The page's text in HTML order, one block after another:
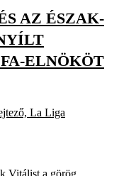
AZ ÉSZAK-
ELNÖKÖT
La Liga